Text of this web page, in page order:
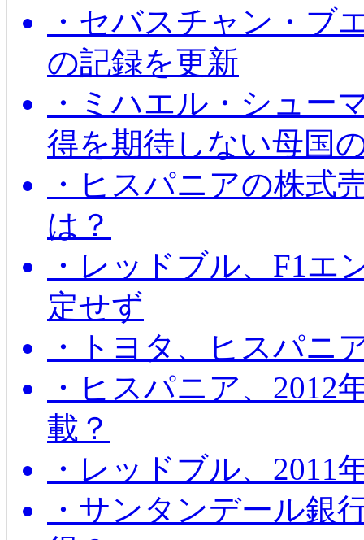
・セバスチャン・ブ
の記録を更新
・ミハエル・シュー
得を期待しない母国
・ヒスパニアの株式
は？
・レッドブル、F1エ
定せず
・トヨタ、ヒスパニ
・ヒスパニア、2012
載？
・レッドブル、2011
・サンタンデール銀